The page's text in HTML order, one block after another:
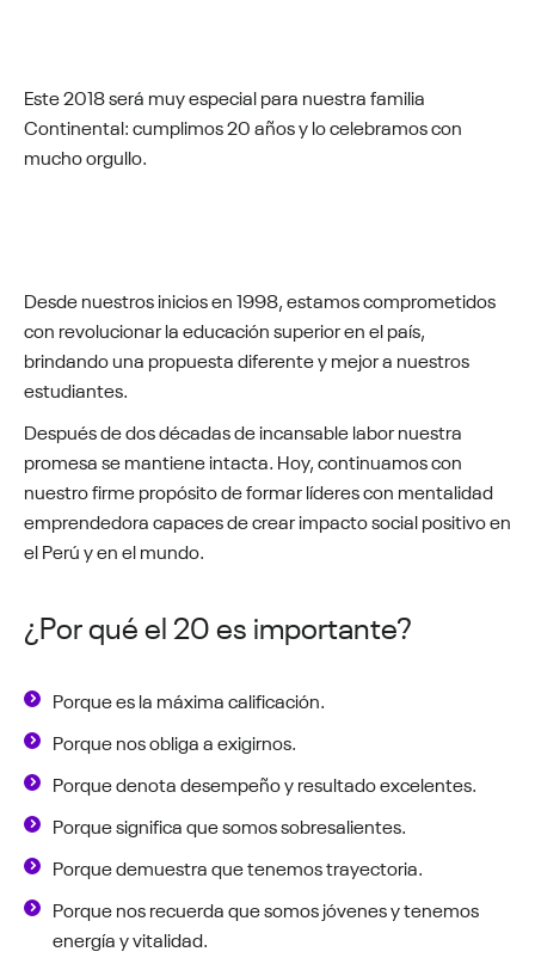
Este 2018 será muy especial para nuestra familia
Continental: cumplimos 20 años y lo celebramos con
mucho orgullo.
Desde nuestros inicios en 1998, estamos comprometidos
con revolucionar la educación superior en el país,
brindando una propuesta diferente y mejor a nuestros
estudiantes.
Después de dos décadas de incansable labor nuestra
promesa se mantiene intacta. Hoy, continuamos con
nuestro firme propósito de formar líderes con mentalidad
emprendedora capaces de crear impacto social positivo en
el Perú y en el mundo.
¿Por qué el 20 es importante?
Porque es la máxima calificación.
Porque nos obliga a exigirnos.
Porque denota desempeño y resultado excelentes.
Porque significa que somos sobresalientes.
Porque demuestra que tenemos trayectoria.
Porque nos recuerda que somos jóvenes y tenemos
energía y vitalidad.